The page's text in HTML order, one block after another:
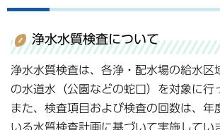
浄水水質検査について
浄水水質検査は、各浄・配水場の給水区
の水道水（公園などの蛇口）を対象に行
また、検査項目および検査の回数は、年
いる水質検査計画に基づいて実施してい